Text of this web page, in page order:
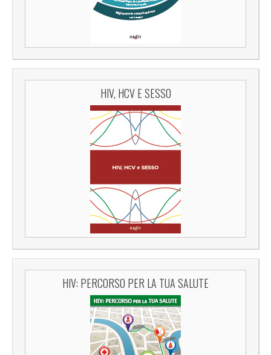
HIV, HCV E SESSO
HIV: PERCORSO PER LA TUA SALUTE